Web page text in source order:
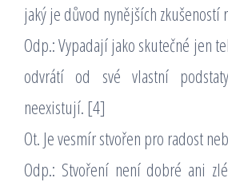
jaký je důvod nynějších zkušeností
Odp.: Vypadají jako skutečné jen
odvrátí od své vlastní
neexistují. [4]
Ot. Je vesmír stvořen pro radost
Odp.: Stvoření není dobré ani